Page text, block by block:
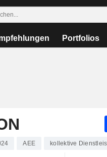
Portfolios
AEE kollektive